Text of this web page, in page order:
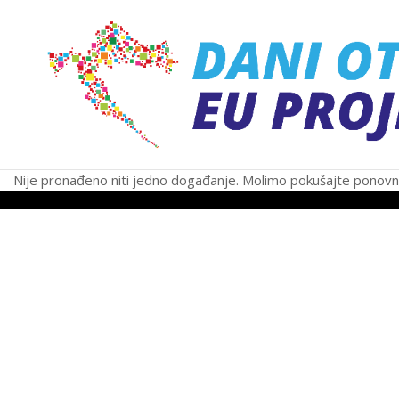
Dubrovačko-
Nije pronađeno niti jedno događanje. Molimo pokušajte